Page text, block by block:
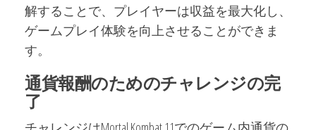
解することで、プレイヤーは収益を最大化し、
ゲームプレイ体験を向上させることができま
す。
通貨報酬のためのチャレンジの完
了